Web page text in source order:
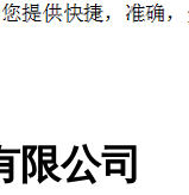
限公司